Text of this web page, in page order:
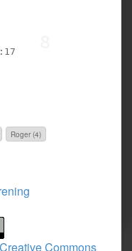
Roger (4)
Creative Commons